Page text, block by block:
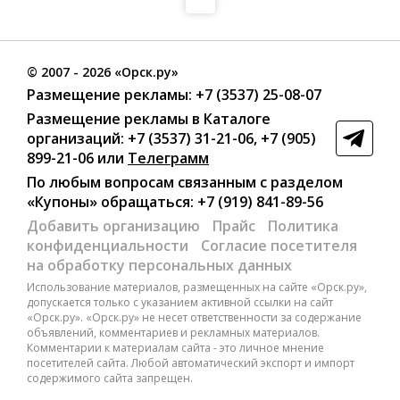
© 2007 - 2026 «Орск.ру»
Размещение рекламы: +7 (3537) 25-08-07
Размещение рекламы в Каталоге
организаций: +7 (3537) 31-21-06, +7 (905)
899-21-06 или Телеграмм
По любым вопросам связанным с разделом
«Купоны» обращаться: +7 (919) 841-89-56
Добавить организацию
Прайс
Политика
конфиденциальности
Согласие посетителя
на обработку персональных данных
Использование материалов, размещенных на сайте «Орск.ру»,
допускается только с указанием активной ссылки на сайт
«Орск.ру». «Орск.ру» не несет ответственности за содержание
объявлений, комментариев и рекламных материалов.
Комментарии к материалам сайта - это личное мнение
посетителей сайта. Любой автоматический экспорт и импорт
содержимого сайта запрещен.